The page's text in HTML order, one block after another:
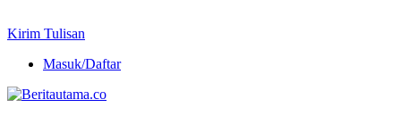
Kirim Tulisan
Masuk/Daftar